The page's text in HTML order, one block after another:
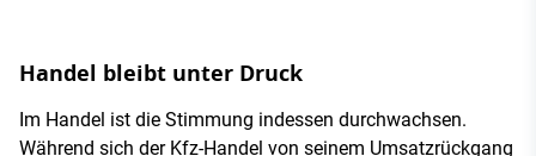
Handel bleibt unter Druck
Im Handel ist die Stimmung indessen durchwachsen.
Während sich der Kfz-Handel von seinem Umsatzrückgang